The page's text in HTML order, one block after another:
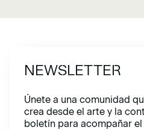
NEWSLETTER
Únete a una comunidad
crea desde el arte y la
boletín para acompañar